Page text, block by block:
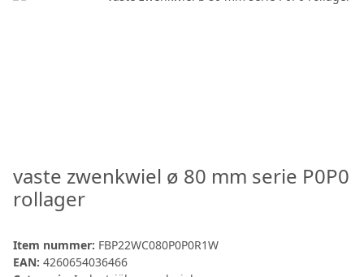
vaste zwenkwiel ø 80 mm serie P0P0
rollager
Item nummer: FBP22WC080P0P0R1W
EAN: 4260654036466